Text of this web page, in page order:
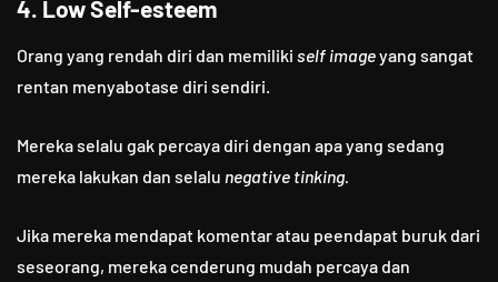
4. Low Self-esteem
Orang yang rendah diri dan memiliki self imageyang sangat
rentan menyabotase diri sendiri.
Mereka selalu gak percaya diri dengan apa yang sedang
mereka lakukan dan selalu negative tinking.
Jika mereka mendapat komentar atau peendapat buruk dari
seseorang, mereka cenderung mudah percaya dan